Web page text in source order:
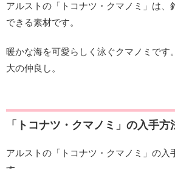
アルストの「トコナツ・クマノミ」は、
できる素材です。
暖かな海を可愛らしく泳ぐクマノミです
大の仲良し。
「トコナツ・クマノミ」の入手方
アルストの「トコナツ・クマノミ」の入